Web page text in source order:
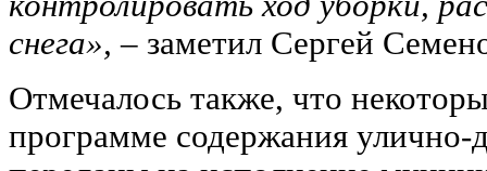
снега», – заметил Сергей
Отмечалось также, что
программе содержания улично-